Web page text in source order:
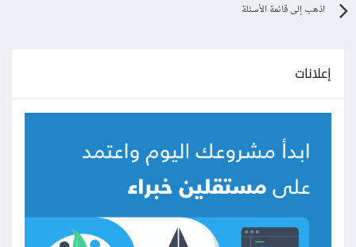
اذهب إلى قائمة الأسئلة
إعلانات